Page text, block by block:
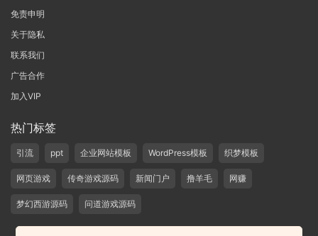
免责申明
关于隐私
联系我们
广告合作
加入VIP
热门标签
引流 ppt 企业网站模板 WordPress模板 织梦模板
网页游戏 传奇游戏源码 新闻门户 撸羊毛 网赚
梦幻西游源码 问道游戏源码